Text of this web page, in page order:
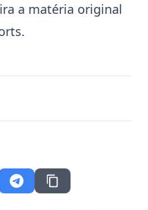
a matéria original
.